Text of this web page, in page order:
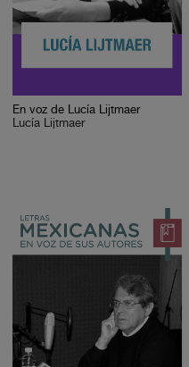
En voz de Lucía Lijtmaer
Lucía Lijtmaer